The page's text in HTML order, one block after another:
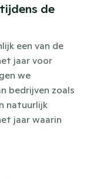
de
een van de
jaar voor
we
bedrijven zoals
jaar waarin